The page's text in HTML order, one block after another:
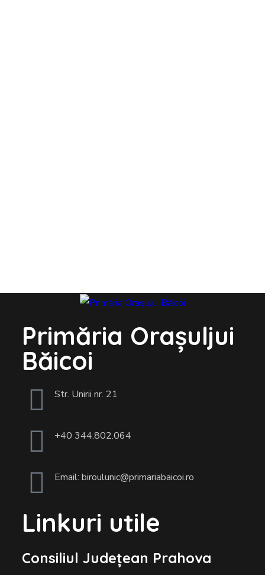
Primăria Orașuljui
Băicoi
Str. Unirii nr. 21
+40 344.802.064
Email: biroulunic@primariabaicoi.ro
Linkuri utile
Consiliul Județean Prahova